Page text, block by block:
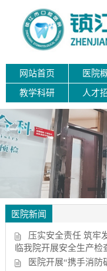
网站首页 医院
教学科研 人才
医院新闻
压实安全责任 筑
临我院开展安全生产检
医院开展“携手消